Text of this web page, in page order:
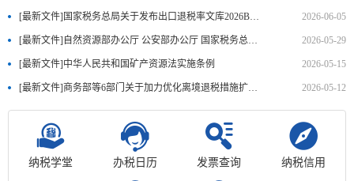
2026-06-05
2026-05-29
[最新文件]中华人民共和国矿产资源法实施条例 2026-05-15
2026-05-12
纳税学堂 办税日历 发票查询 纳税信用